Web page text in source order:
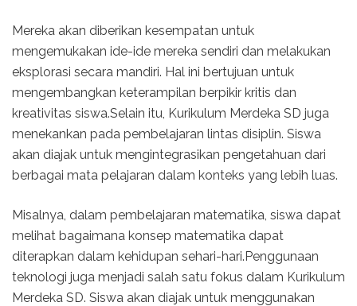
Mereka akan diberikan kesempatan untuk
mengemukakan ide-ide mereka sendiri dan melakukan
eksplorasi secara mandiri. Hal ini bertujuan untuk
mengembangkan keterampilan berpikir kritis dan
kreativitas siswa.Selain itu, Kurikulum Merdeka SD juga
menekankan pada pembelajaran lintas disiplin. Siswa
akan diajak untuk mengintegrasikan pengetahuan dari
berbagai mata pelajaran dalam konteks yang lebih luas.
Misalnya, dalam pembelajaran matematika, siswa dapat
melihat bagaimana konsep matematika dapat
diterapkan dalam kehidupan sehari-hari.Penggunaan
teknologi juga menjadi salah satu fokus dalam Kurikulum
Merdeka SD. Siswa akan diajak untuk menggunakan